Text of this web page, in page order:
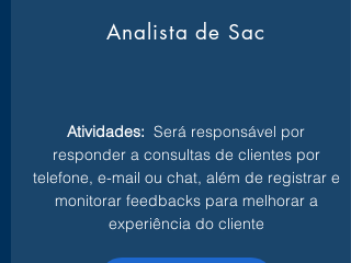
Analista de Sac
Atividades: Será responsável por
responder a consultas de clientes por
telefone, e-mail ou chat, além de registrar e
monitorar feedbacks para melhorar a
experiência do cliente